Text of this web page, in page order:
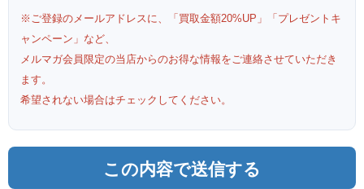
※ご登録のメールアドレスに、「買取金額20%UP」「プレゼントキ
ャンペーン」など、
メルマガ会員限定の当店からのお得な情報をご連絡させていただき
ます。
希望されない場合はチェックしてください。